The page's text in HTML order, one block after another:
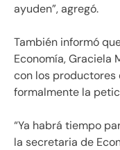
ayuden”, agregó.
También informó
Economía, Graciela
con los
formalmente la
“Ya habrá tiempo
la secretaria de